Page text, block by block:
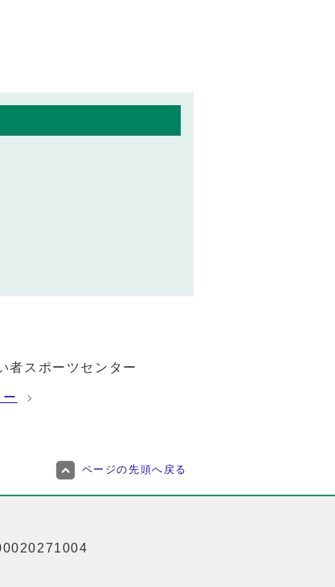
者スポーツセンター
ページの先頭へ戻る